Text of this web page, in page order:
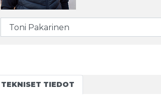
TEKNISET TIEDOT